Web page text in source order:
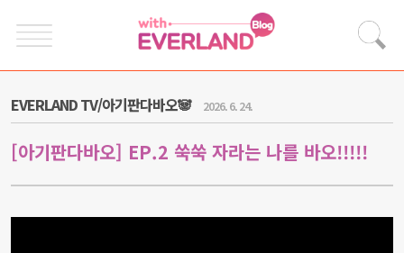
EVERLAND TV/아기판다바오🐼 2026. 6. 24.
[아기판다바오] EP.2 쑥쑥 자라는 나를 바오!!!!!